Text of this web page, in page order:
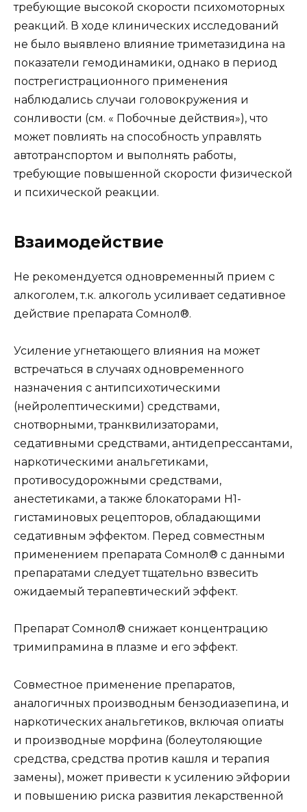
требующие высокой скорости психомоторных
реакций. В ходе клинических исследований
не было выявлено влияние триметазидина на
показатели гемодинамики, однако в период
пострегистрационного применения
наблюдались случаи головокружения и
сонливости (см. « Побочные действия»), что
может повлиять на способность управлять
автотранспортом и выполнять работы,
требующие повышенной скорости физической
и психической реакции.
Взаимодействие
Не рекомендуется одновременный прием с
алкоголем, т.к. алкоголь усиливает седативное
действие препарата Сомнол®.
Усиление угнетающего влияния на может
встречаться в случаях одновременного
назначения с антипсихотическими
(нейролептическими) средствами,
снотворными, транквилизаторами,
седативными средствами, антидепрессантами,
наркотическими анальгетиками,
противосудорожными средствами,
анестетиками, а также блокаторами H1-
гистаминовых рецепторов, обладающими
седативным эффектом. Перед совместным
применением препарата Сомнол® с данными
препаратами следует тщательно взвесить
ожидаемый терапевтический эффект.
Препарат Сомнол® снижает концентрацию
тримипрамина в плазме и его эффект.
Совместное применение препаратов,
аналогичных производным бензодиазепина, и
наркотических анальгетиков, включая опиаты
и производные морфина (болеутоляющие
средства, средства против кашля и терапия
замены), может привести к усилению эйфории
и повышению риска развития лекарственной